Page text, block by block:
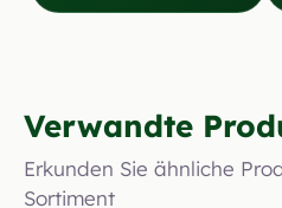
Verwandte
Erkunden Sie ähnliche
Sortiment